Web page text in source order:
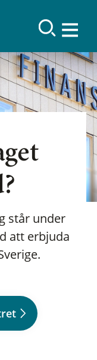
står under
att erbjuda